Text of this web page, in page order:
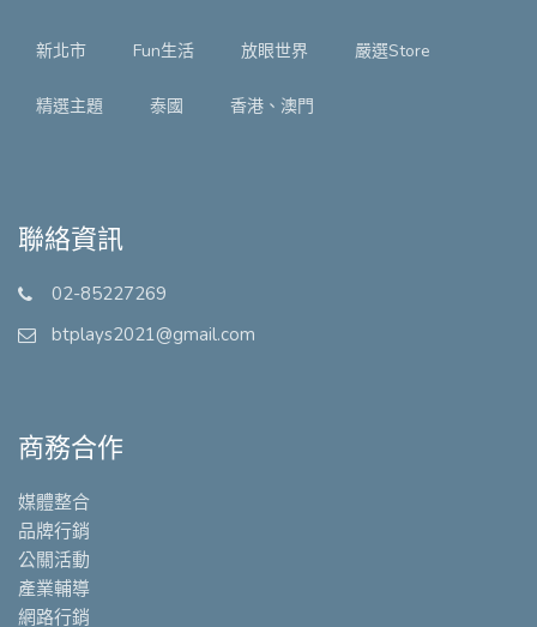
新北市 Fun生活 放眼世界 嚴選Store
精選主題 泰國 香港、澳門
聯絡資訊
02-85227269
btplays2021@gmail.com
商務合作
媒體整合
品牌行銷
公關活動
產業輔導
網路行銷